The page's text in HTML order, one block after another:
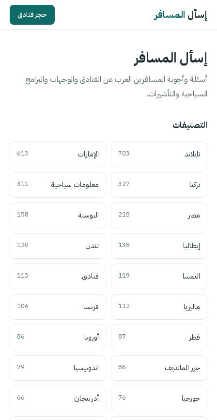
إسأل المسافر حجز فنادق
إسأل المسافر
أسئلة وأجوبة المسافرين العرب عن الفنادق والوجهات والبرامج
السياحية والتأشيرات.
التصنيفات
تايلاند 703 الإمارات 613
تركيا 327 معلومات سياحية 311
مصر 215 البوسنة 158
إيطاليا 138 لندن 120
النمسا 119 فنادق 113
ماليزيا 112 فرنسا 106
قطر 87 أوروبا 86
جزر المالديف 86 اندونيسيا 79
جورجيا 76 أذربيجان 66